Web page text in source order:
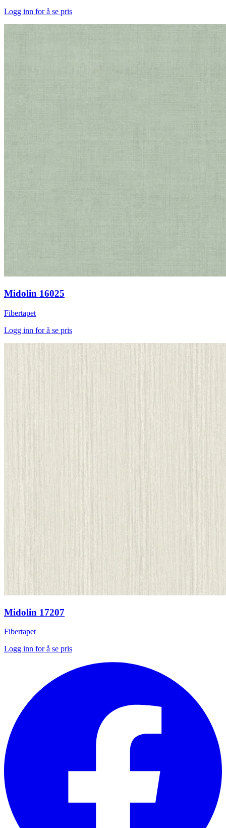
Logg inn for å se pris
Midolin 16025
Fibertapet
Logg inn for å se pris
Midolin 17207
Fibertapet
Logg inn for å se pris